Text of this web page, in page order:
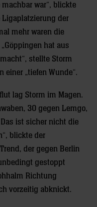
war“, blickte
Ligaplatzierung der
mehr waren die
hat aus
stellte Storm
einer „tiefen Wunde“.
lag Storm im Magen.
30 gegen Lemgo,
ist sicher nicht die
blickte der
der gegen Berlin
gestoppt
Richtung
vorzeitig abknickt.